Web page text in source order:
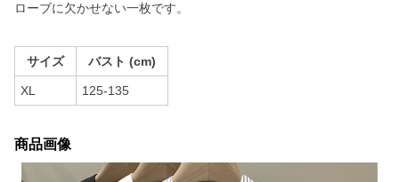
ローブに欠かせない一枚です。
サイズ バスト (cm)
XL 125-135
商品画像